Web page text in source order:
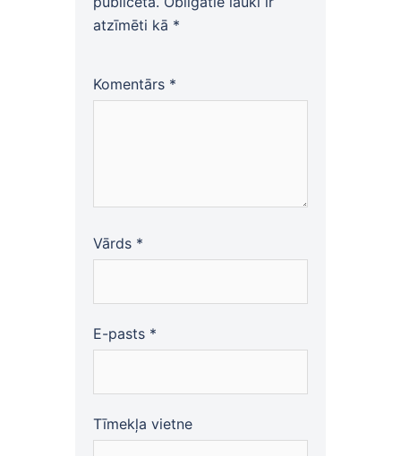
atzīmēti kā *
Komentārs *
Vārds *
E-pasts *
Tīmekļa vietne